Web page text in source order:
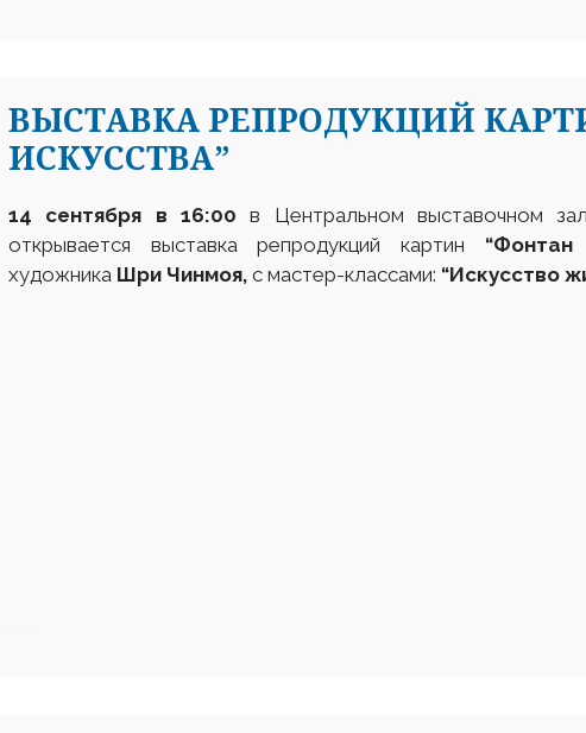
ВЫСТАВКА РЕПРОДУКЦИЙ
ИСКУССТВА”
14 сентября в 16:00в Центральном выставочном
открывается выставка репродукций картин “Фонтан
художника Шри Чинмоя, с мастер-классами: “Искусство